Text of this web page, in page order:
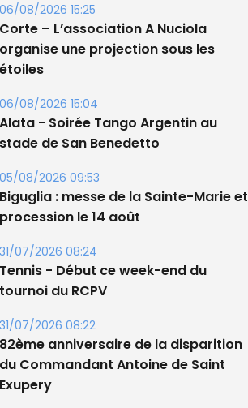
06/08/2026 15:25
Corte – L’association A Nuciola
organise une projection sous les
étoiles
06/08/2026 15:04
Alata - Soirée Tango Argentin au
stade de San Benedetto
05/08/2026 09:53
Biguglia : messe de la Sainte-Marie et
procession le 14 août
31/07/2026 08:24
Tennis - Début ce week-end du
tournoi du RCPV
31/07/2026 08:22
82ème anniversaire de la disparition
du Commandant Antoine de Saint
Exupery